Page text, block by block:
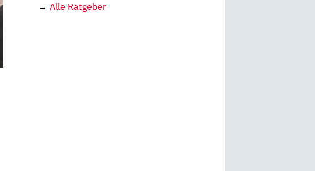
→ Alle Ratgeber